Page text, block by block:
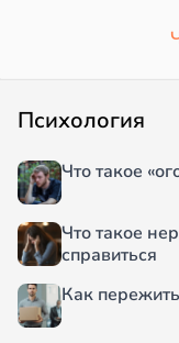
Психология
Что такое
Что такое
справиться
Как